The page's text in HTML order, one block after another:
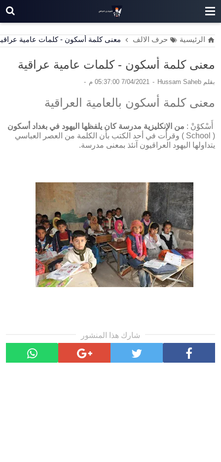
الرئيسية حرف الالف معنى كلمة أسكون - كلمات عامية
معنى كلمة أسكون - كلمات عامية عراقية
بقلم Hussam Saheb 7/04/2021 05:37:00 م
معنى كلمة أسكون بالعامية العراقية
أَسْكوْنْ : من الإنكليزية مدرسة كان يلفظها اليهود في بغداد أسكون
( School ) وقرأت في أحد الكتب بأن الكلمة من العصر العباسي
يتداولها اليهود العراقيون آنئذ بمعنى مدرسة.
شارك هذا المنشور